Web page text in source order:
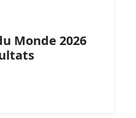
Monde 2026